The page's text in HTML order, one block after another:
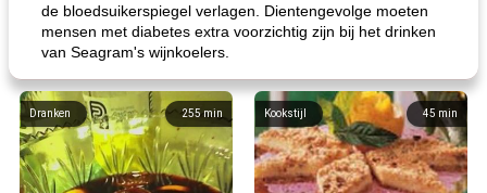
de bloedsuikerspiegel verlagen. Dientengevolge moeten
mensen met diabetes extra voorzichtig zijn bij het drinken
van Seagram's wijnkoelers.
255min
Dranken 45 min
Kookstijl